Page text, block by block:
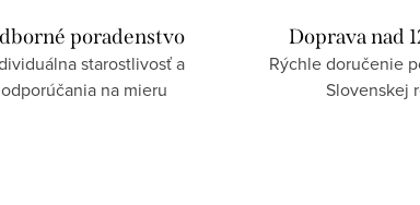
poradenstvo
starostlivosť a
odporúčania na mieru
Doprava nad
Rýchle doručenie
Slovenskej